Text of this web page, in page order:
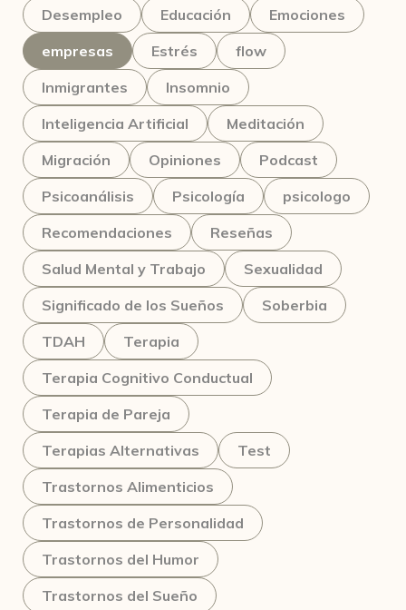
Desempleo
Educación
Emociones
empresas
Estrés
flow
Inmigrantes
Insomnio
Inteligencia Artificial
Meditación
Migración
Opiniones
Podcast
Psicoanálisis
Psicología
psicologo
Recomendaciones
Reseñas
Salud Mental y Trabajo
Sexualidad
Significado de los Sueños
Soberbia
TDAH
Terapia
Terapia Cognitivo Conductual
Terapia de Pareja
Terapias Alternativas
Test
Trastornos Alimenticios
Trastornos de Personalidad
Trastornos del Humor
Trastornos del Sueño